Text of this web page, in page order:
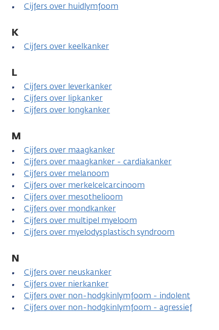
Cijfers over huidlymfoom
K
Cijfers over keelkanker
L
Cijfers over leverkanker
Cijfers over lipkanker
Cijfers over longkanker
M
Cijfers over maagkanker
Cijfers over maagkanker - cardiakanker
Cijfers over melanoom
Cijfers over merkelcelcarcinoom
Cijfers over mesothelioom
Cijfers over mondkanker
Cijfers over multipel myeloom
Cijfers over myelodysplastisch syndroom
N
Cijfers over neuskanker
Cijfers over nierkanker
Cijfers over non-hodgkinlymfoom - indolent
Cijfers over non-hodgkinlymfoom - agressief